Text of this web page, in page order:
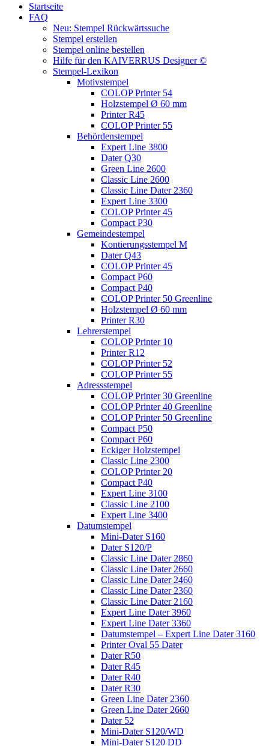
Startseite
FAQ
Neu: Stempel Rückwärtssuche
Stempel erstellen
Stempel online bestellen
Hilfe für den KAIVERRUS Designer ©
Stempel-Lexikon
Motivstempel
COLOP Printer 54
Holzstempel Ø 60 mm
Printer R45
COLOP Printer 55
Behördenstempel
Expert Line 3800
Dater Q30
Green Line 2600
Classic Line 2600
Classic Line Dater 2360
Expert Line 3300
COLOP Printer 45
Compact P30
Gemeindestempel
Kontierungsstempel M
Dater Q43
COLOP Printer 45
Compact P60
Compact P40
COLOP Printer 50 Greenline
Holzstempel Ø 60 mm
Printer R30
Lehrerstempel
COLOP Printer 10
Printer R12
COLOP Printer 52
COLOP Printer 55
Adressstempel
COLOP Printer 30 Greenline
COLOP Printer 40 Greenline
COLOP Printer 50 Greenline
Compact P50
Compact P60
Eckiger Holzstempel
Classic Line 2300
COLOP Printer 20
Compact P40
Expert Line 3100
Classic Line 2100
Expert Line 3400
Datumstempel
Mini-Dater S160
Dater S120/P
Classic Line Dater 2860
Classic Line Dater 2660
Classic Line Dater 2460
Classic Line Dater 2360
Classic Line Dater 2160
Expert Line Dater 3960
Expert Line Dater 3360
Datumstempel – Expert Line Dater 3160
Printer Oval 55 Dater
Dater R50
Dater R45
Dater R40
Dater R30
Green Line Dater 2360
Green Line Dater 2660
Dater 52
Mini-Dater S120/WD
Mini-Dater S120 DD